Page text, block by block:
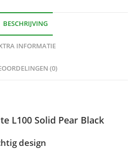
BESCHRIJVING
INFORMATIE
(0)
L100 Solid Pear Black
design